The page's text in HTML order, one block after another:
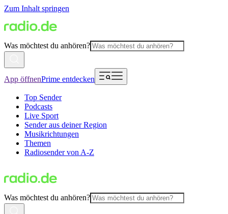
Zum Inhalt springen
Was möchtest du anhören?
App öffnenPrime entdecken
Top Sender
Podcasts
Live Sport
Sender aus deiner Region
Musikrichtungen
Themen
Radiosender von A-Z
Was möchtest du anhören?